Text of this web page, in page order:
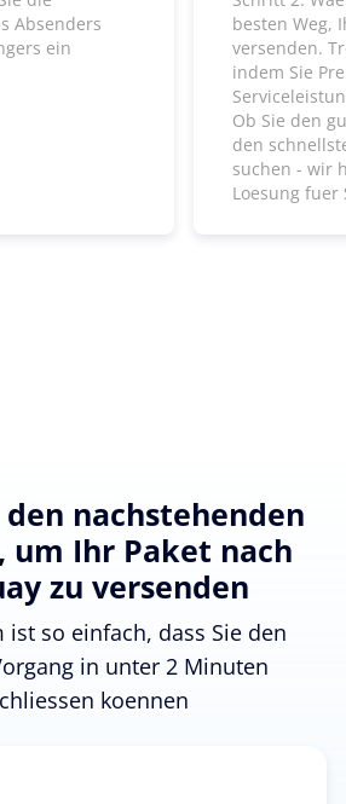
Absenders
ein
besten Weg,
versenden.
indem Sie
Ob Sie den
den
suchen - wir
Loesung fuer
den nachstehenden
um Ihr Paket nach
zu versenden
ist so einfach, dass Sie den
in unter 2 Minuten
koennen